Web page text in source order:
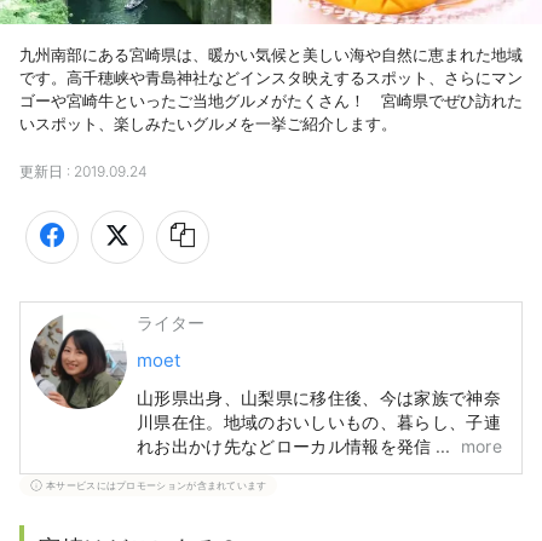
九州南部にある宮崎県は、暖かい気候と美しい海や自然に恵まれた地域
です。高千穂峡や青島神社などインスタ映えするスポット、さらにマン
ゴーや宮崎牛といったご当地グルメがたくさん！　宮崎県でぜひ訪れた
いスポット、楽しみたいグルメを一挙ご紹介します。
更新日 : 2019.09.24
ライター
moet
山形県出身、山梨県に移住後、今は家族で神奈
川県在住。地域のおいしいもの、暮らし、子連
れお出かけ先などローカル情報を発信していま
す。
more
本サービスにはプロモーションが含まれています